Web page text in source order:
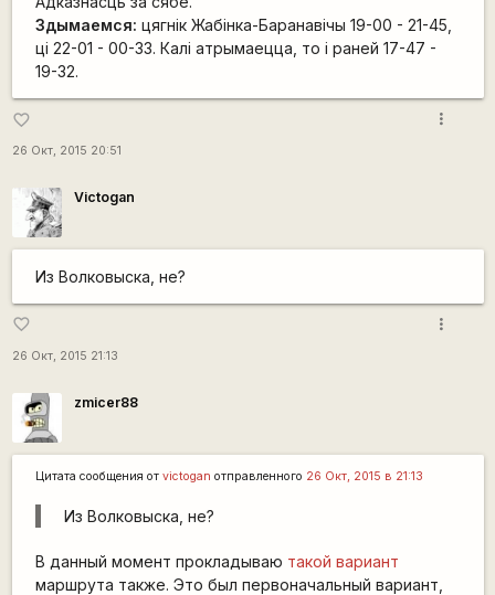
Здымаемся: цягнік Жабінка-Баранавічы 19-00 - 21-45,
ці 22-01 - 00-33. Калі атрымаецца, то і раней 17-47 -
19-32.
favorite_border
26 Окт, 2015 20:51
more_vert
Victogan
Из Волковыска, не?
favorite_border
26 Окт, 2015 21:13
more_vert
zmicer88
Цитата сообщения от victogan отправленного 26 Окт, 2015 в 21:13
Из Волковыска, не?
В данный момент прокладываю такой вариант
маршрута также. Это был первоначальный вариант,